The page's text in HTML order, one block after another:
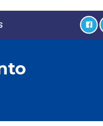
Educação (278)